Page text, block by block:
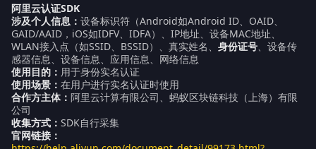
阿里云认证SDK
涉及个人信息： 设备标识符（Android如Android ID、OAID、
GAID/AAID，iOS如IDFV、IDFA）、IP地址、设备MAC地址、
WLAN接入点（如SSID、BSSID）、真实姓名、 身份证号 、设备传
感器信息、设备信息、应用信息、网络信息
使用目的： 用于身份实名认证
使用场景： 在用户进行实名认证时使用
合作方主体： 阿里云计算有限公司、蚂蚁区块链科技（上海）有限
公司
收集方式： SDK自行采集
官网链接：